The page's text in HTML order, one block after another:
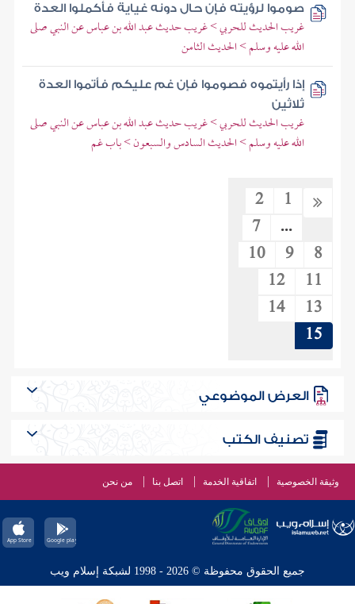
صوموا لرؤيته فإن حال دونه غياية فأكملوا العدة
غريب الحديث للحربي > غريب حديث عبد الله بن عباس عن النبي صلى
الله عليه وسلم > الحديث الثامن
إذا رأيتموه فصوموا فإن غم عليكم فأتموا العدة
ثلاثين
غريب الحديث للحربي > غريب حديث عبد الله بن عباس عن النبي صلى
الله عليه وسلم > الحديث السادس والسبعون > باب غم
1
2
...
7
8
9
10
11
12
13
14
15
العرض الموضوعي
تصنيف الكتب
وثيقة الخصوصية اتفاقية الخدمة اتصل بنا من نحن
جميع الحقوق محفوظة © 2026 - 1998 لشبكة إسلام ويب